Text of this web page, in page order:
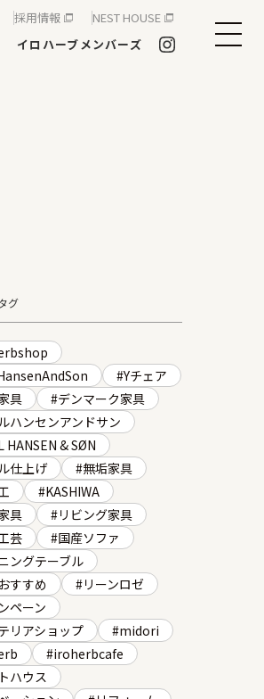
採用情報
NEST HOUSE
イロハーブメンバーズ
グ
Yチェア
具
デンマーク家具
ハンセンアンドサン
HANSEN & SØN
仕上げ
無垢家具
KASHIWA
具
リビング家具
芸
国産ソファ
ングテーブル
すすめ
リーンロゼ
ペーン
リアショップ
midori
iroherbcafe
ハウス